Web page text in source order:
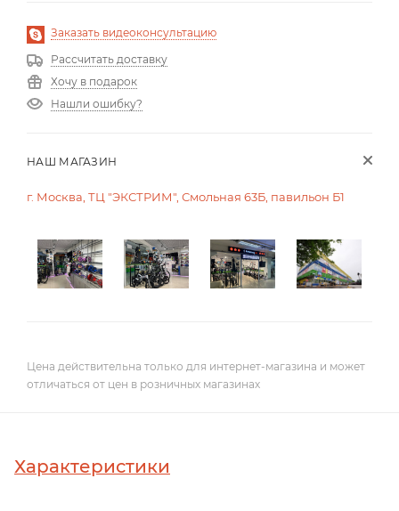
Заказать видеоконсультацию
Рассчитать доставку
Хочу в подарок
Нашли ошибку?
НАШ МАГАЗИН
г. Москва, ТЦ "ЭКСТРИМ", Смольная 63Б, павильон Б1
Цена действительна только для интернет-магазина и может
отличаться от цен в розничных магазинах
Характеристики